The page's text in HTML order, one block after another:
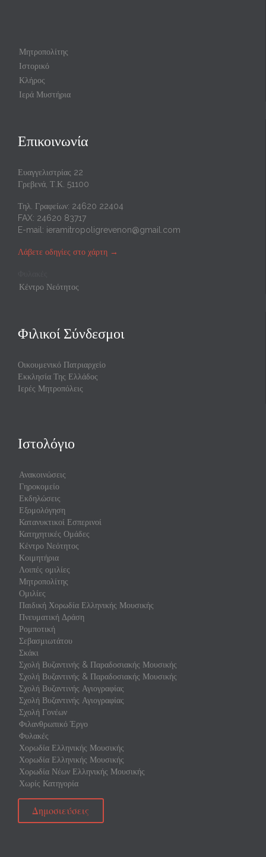
Μητροπολίτης
Ιστορικό
Κλήρος
Ιερά Μυστήρια
Επικοινωνία
Ευαγγελιστρίας 22
Γρεβενά, Τ.Κ. 51100
Τηλ. Γραφείων: 24620 22404
FAX: 24620 83717
E-mail: ieramitropoligrevenon@gmail.com
Λάβετε οδηγίες στο χάρτη →
Κέντρο Νεότητος
Φιλικοί Σύνδεσμοι
Οικουμενικό Πατριαρχείο
Εκκλησία Της Ελλάδος
Ιερές Μητροπόλεις
Ιστολόγιο
Ανακοινώσεις
Γηροκομείο
Εκδηλώσεις
Εξομολόγηση
Κατανυκτικοί Εσπερινοί
Κατηχητικές Ομάδες
Κέντρο Νεότητος
Κοιμητήρια
Λοιπές ομιλίες
Μητροπολίτης
Ομιλίες
Παιδική Χορωδία Ελληνικής Μουσικής
Πνευματική Δράση
Ρομποτική
Σεβασμιωτάτου
Σκάκι
Σχολή Βυζαντινής & Παραδοσιακής Μουσικής
Σχολή Βυζαντινής & Παραδοσιακής Μουσικής
Σχολή Βυζαντινής Αγιογραφίας
Σχολή Βυζαντινής Αγιογραφίας
Σχολή Γονέων
Φιλανθρωπικό Έργο
Φυλακές
Χορωδία Ελληνικής Μουσικής
Χορωδία Ελληνικής Μουσικής
Χορωδία Νέων Ελληνικής Μουσικής
Χωρίς Κατηγορία
Δημοσιεύσεις